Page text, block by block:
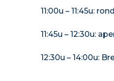
11:00u – 11:45u:
11:45u – 12:30u:
12:30u – 14:00u: